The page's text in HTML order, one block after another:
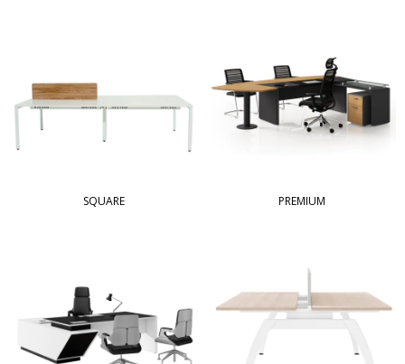
SQUARE PREMIUM